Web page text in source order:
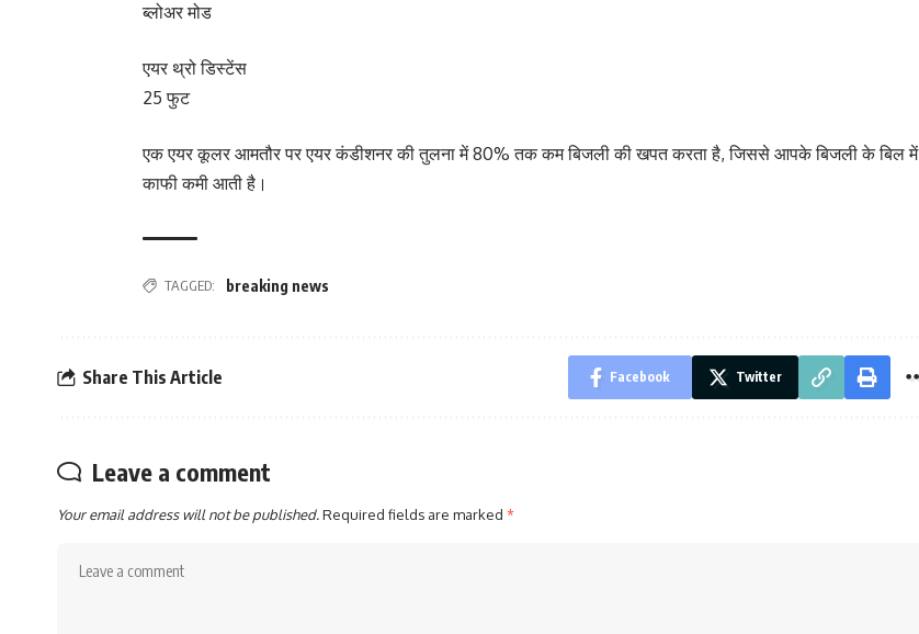
ब्लोअर मोड
एयर थ्रो डिस्टेंस
25 फुट
एक एयर कूलर आमतौर पर एयर कंडीशनर की तुलना में 80% तक कम बिजली की खपत करता है, जिससे आपके बिजली के बिल में
काफी कमी आती है।
TAGGED: breaking news
Share This Article Facebook Twitter
Leave a comment
Your email address will not be published.Required fields are marked *